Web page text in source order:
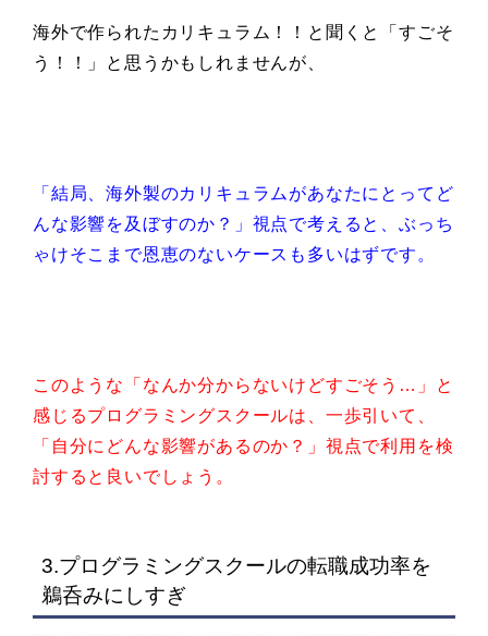
海外で作られたカリキュラム！！と聞くと「すごそ
う！！」と思うかもしれませんが、
「結局、海外製のカリキュラムがあなたにとってど
んな影響を及ぼすのか？」視点で考えると、ぶっち
ゃけそこまで恩恵のないケースも多いはずです。
このような「なんか分からないけどすごそう…」と
感じるプログラミングスクールは、一歩引いて、
「自分にどんな影響があるのか？」視点で利用を検
討すると良いでしょう。
3.プログラミングスクールの転職成功率を
鵜呑みにしすぎ